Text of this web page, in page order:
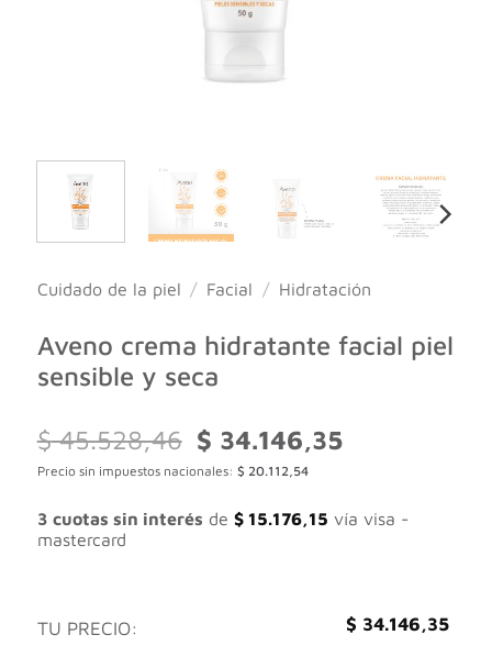
Cuidado de la piel / Facial / Hidratación
Aveno crema hidratante facial piel
sensible y seca
$45.528,46
El
precio
original
$ 45.528,46.
$ 34.146,35El
$ 34.146,35.
Precio sin impuestos nacionales: $ 20.112,54
3 cuotas sin interés de $15.176,15 vía visa -
mastercard
TU PRECIO: $ 34.146,35